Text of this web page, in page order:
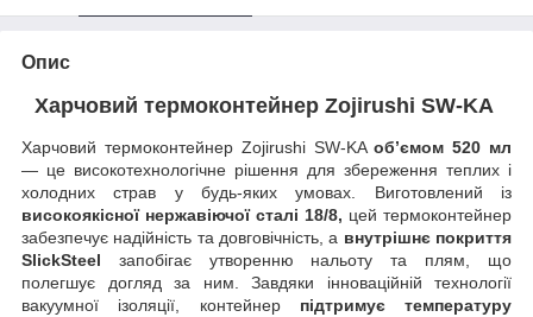
Опис
Харчовий термоконтейнер Zojirushi SW-KA
Харчовий термоконтейнер Zojirushi SW-KAоб’ємом 520 мл
— це високотехнологічне рішення для збереження теплих і
холодних страв у будь-яких умовах. Виготовлений із
високоякісної нержавіючої сталі 18/8, цей термоконтейнер
забезпечує надійність та довговічність, а внутрішнє покриття
SlickSteel запобігає утворенню нальоту та плям, що
полегшує догляд за ним. Завдяки інноваційній технології
вакуумної ізоляції, контейнер підтримує температуру